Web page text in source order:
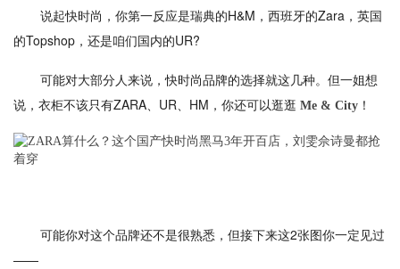
说起快时尚，你第一反应是瑞典的H&M，西班牙的Zara，英国
的Topshop，还是咱们国内的UR?
可能对大部分人来说，快时尚品牌的选择就这几种。但一姐想
说，衣柜不该只有ZARA、UR、HM，你还可以逛逛 Me & City ！
可能你对这个品牌还不是很熟悉，但接下来这2张图你一定见过
——